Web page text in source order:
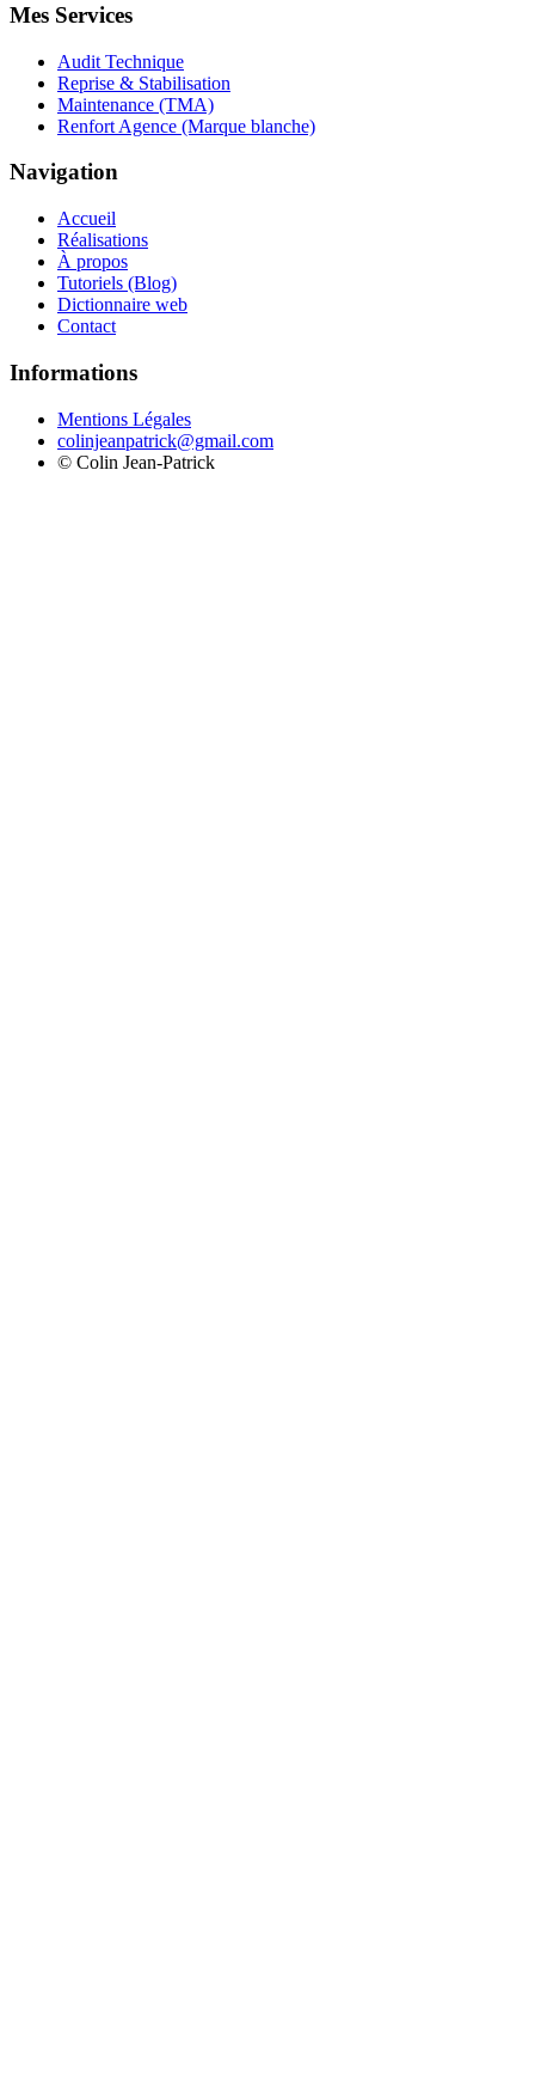
Mes Services
Audit Technique
Reprise & Stabilisation
Maintenance (TMA)
Renfort Agence (Marque blanche)
Navigation
Accueil
Réalisations
À propos
Tutoriels (Blog)
Dictionnaire web
Contact
Informations
Mentions Légales
colinjeanpatrick@gmail.com
© Colin Jean-Patrick